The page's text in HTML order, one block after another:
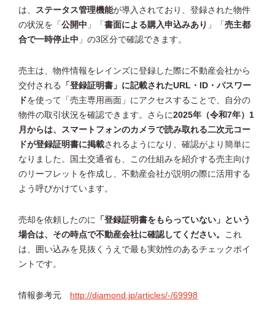
は、 ステータス管理機能が導入されており、登録された物件
の状況を「公開中 」「書面による購入申込みあり 」「売主都
合で一時停止中 」の3区分で確認できます。
売主は、物件情報をレインズに登録した際に不動産会社から
交付される
「登録証明書」に記載されたURL・ID・パスワー
ドを使って「売主専用画面」にアクセスすることで、自分の
物件の取引状況を確認できます。さらに2025年（令和7年）1
月からは、スマートフォンのカメラで読み取れる二次元コー
ドが登録証明書に掲載されるようになり、確認がより簡単に
なりました。国土交通省も、この仕組みを紹介する売主向け
のリーフレットを作成し、不動産会社が説明の際に活用する
よう呼びかけています。
売却を依頼したのに
「登録証明書をもらっていない」という
場合は、その時点で不動産会社に確認してください。
これ
は、囲い込みを見抜くうえで最も実効性のあるチェックポイ
ントです。
情報参考元 http://diamond.jp/articles/-/69998